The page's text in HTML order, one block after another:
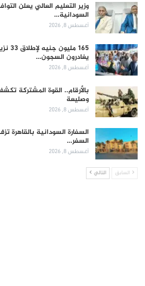
وزير التعليم العالي يعلن
السودانية…
أغسطس 8, 2026
يغادرون السجون…
أغسطس 8, 2026
بالأرقام.. القوة المشتركة
وصليعة
أغسطس 8, 2026
السفارة السودانية بالقاهرة
السفر…
أغسطس 8, 2026
السابق التالي